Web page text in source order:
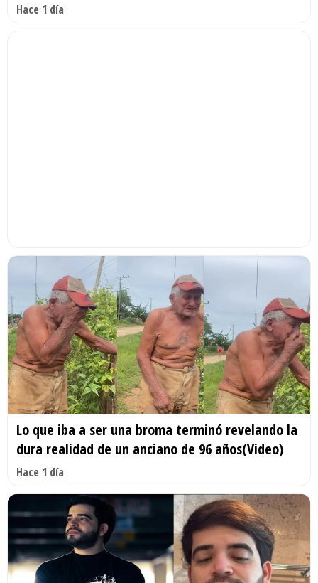
Hace 1 día
Lo que iba a ser una broma terminó revelando la
dura realidad de un anciano de 96 años(Video)
Hace 1 día